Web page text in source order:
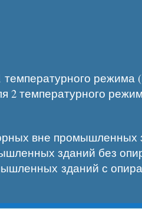
температурного режима
2 температурного
вне промышленных
зданий без
зданий с